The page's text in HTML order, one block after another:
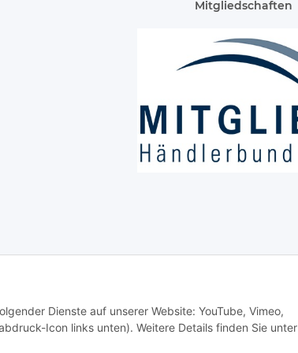
Dienste auf unserer Website: YouTube, Vimeo,
Icon links unten). Weitere Details finden Sie unter
Mitgliedschaften